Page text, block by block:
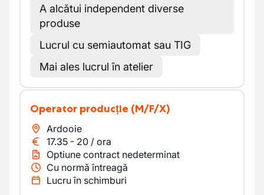
A alcătui independent diverse
produse
Lucrul cu semiautomat sau TIG
Mai ales lucrul în atelier
Operator producție (M/F/X)
Ardooie
17.35 - 20 / ora
Optiune contract nedeterminat
Cu normă întreagă
Lucru în schimburi